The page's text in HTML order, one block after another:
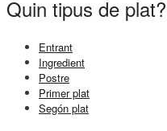
Quin tipus de plat?
Entrant
Ingredient
Postre
Primer plat
Segón plat